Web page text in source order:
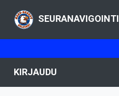
SEURANAVIGOINTI
KIRJAUDU